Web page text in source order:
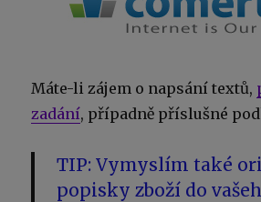
Máte-li zájem o napsání textů,
zadání, případně příslušné
TIP: Vymyslím také
popisky zboží do